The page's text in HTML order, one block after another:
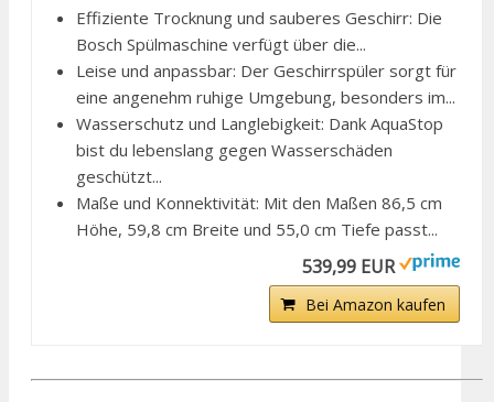
Effiziente Trocknung und sauberes Geschirr: Die
Bosch Spülmaschine verfügt über die...
Leise und anpassbar: Der Geschirrspüler sorgt für
eine angenehm ruhige Umgebung, besonders im...
Wasserschutz und Langlebigkeit: Dank AquaStop
bist du lebenslang gegen Wasserschäden
geschützt...
Maße und Konnektivität: Mit den Maßen 86,5 cm
Höhe, 59,8 cm Breite und 55,0 cm Tiefe passt...
539,99 EUR
Bei Amazon kaufen